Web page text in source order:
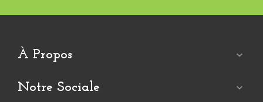
À Propos 
Notre Sociale 